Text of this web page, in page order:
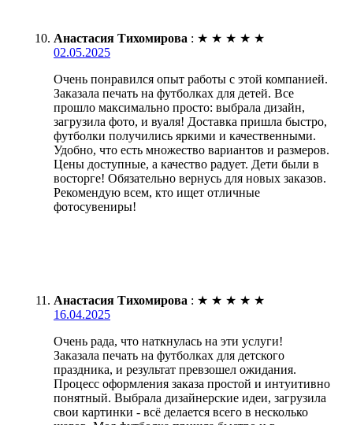
Анастасия Тихомирова : ★ ★ ★ ★ ★
02.05.2025
Очень понравился опыт работы с этой компанией.
Заказала печать на футболках для детей. Все
прошло максимально просто: выбрала дизайн,
загрузила фото, и вуаля! Доставка пришла быстро,
футболки получились яркими и качественными.
Удобно, что есть множество вариантов и размеров.
Цены доступные, а качество радует. Дети были в
восторге! Обязательно вернусь для новых заказов.
Рекомендую всем, кто ищет отличные
фотосувениры!
Анастасия Тихомирова : ★ ★ ★ ★ ★
16.04.2025
Очень рада, что наткнулась на эти услуги!
Заказала печать на футболках для детского
праздника, и результат превзошел ожидания.
Процесс оформления заказа простой и интуитивно
понятный. Выбрала дизайнерские идеи, загрузила
свои картинки - всё делается всего в несколько